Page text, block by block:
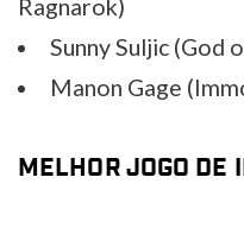
Ragnarok)
Sunny Suljic (God
Manon Gage
MELHOR JOGO DE